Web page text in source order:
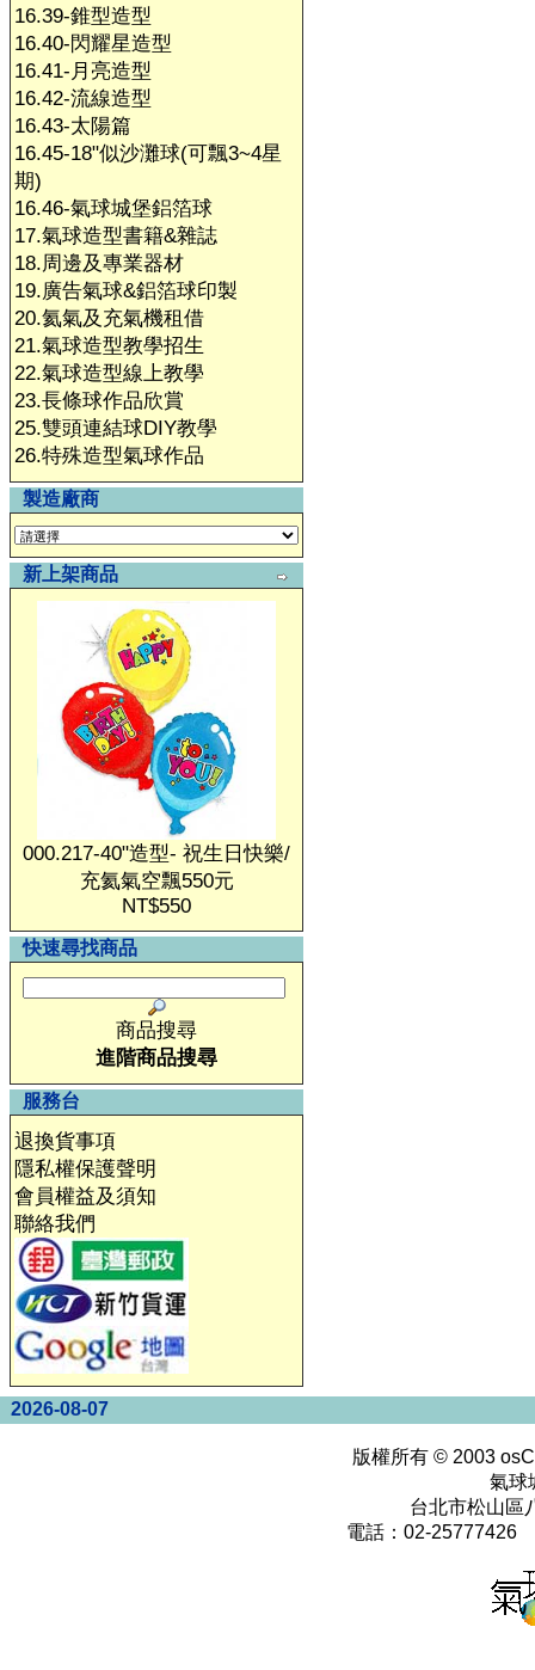
16.39-錐型造型
16.40-閃耀星造型
16.41-月亮造型
16.42-流線造型
16.43-太陽篇
16.45-18"似沙灘球(可飄3~4星
期)
16.46-氣球城堡鋁箔球
17.氣球造型書籍&雜誌
18.周邊及專業器材
19.廣告氣球&鋁箔球印製
20.氦氣及充氣機租借
21.氣球造型教學招生
22.氣球造型線上教學
23.長條球作品欣賞
25.雙頭連結球DIY教學
26.特殊造型氣球作品
製造廠商
新上架商品
000.217-40"造型- 祝生日快樂/
充氦氣空飄550元
NT$550
快速尋找商品
商品搜尋
進階商品搜尋
服務台
退換貨事項
隱私權保護聲明
會員權益及須知
聯絡我們
2026-08-07
版權所有 © 2003
氣球
台北市松山區
電話：02-25777426